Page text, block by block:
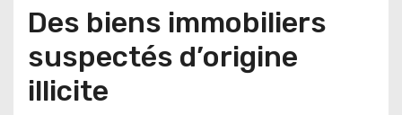
Des biens immobiliers
suspectés d’origine
illicite